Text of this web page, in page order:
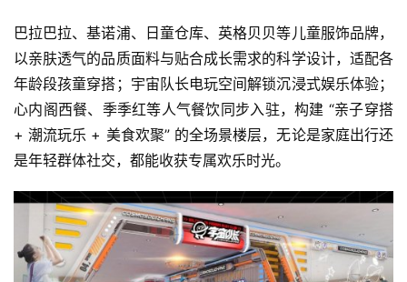
巴拉巴拉、基诺浦、日童仓库、英格贝贝等儿童服饰品牌，
以亲肤透气的品质面料与贴合成长需求的科学设计，适配各
年龄段孩童穿搭；宇宙队长电玩空间解锁沉浸式娱乐体验；
心内阁西餐、季季红等人气餐饮同步入驻，构建 “亲子穿搭
+ 潮流玩乐 + 美食欢聚” 的全场景楼层，无论是家庭出行还
是年轻群体社交，都能收获专属欢乐时光。